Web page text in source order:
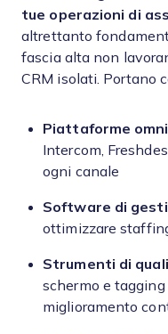
tue operazioni di
altrettanto
fascia alta non
CRM isolati. Portano
Piattaforme
Intercom,
ogni canale
Software di
ottimizzare
Strumenti di
schermo e
miglioramento